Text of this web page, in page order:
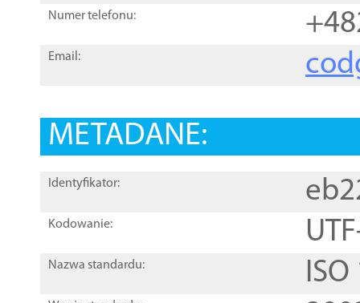
Numer telefonu:
Email:
METADANE:
Identyfikator:
Kodowanie:
Nazwa standardu: